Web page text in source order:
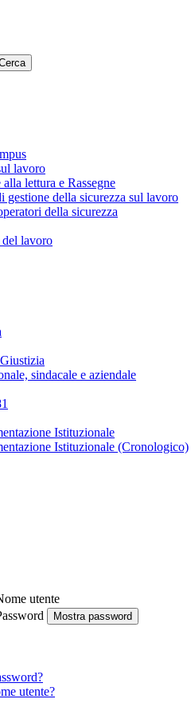
lavoro
lettura e Rassegne
della sicurezza sul lavoro
della sicurezza
del lavoro
sindacale e aziendale
Istituzionale
Istituzionale (Cronologico)
utente
Mostra password
utente?